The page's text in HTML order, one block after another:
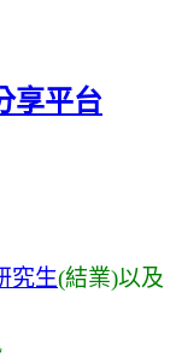
享平台
究生(結業)以及